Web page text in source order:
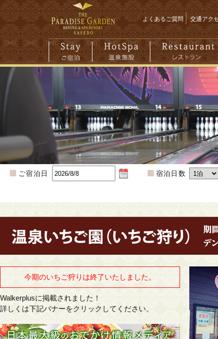
よくあるご質問 交通アク
ご宿泊日 宿泊日数
今期のいちご狩りは終了いたしました。
Walkerplusに掲載されました！
詳しくは下記バナーをクリックしてください。